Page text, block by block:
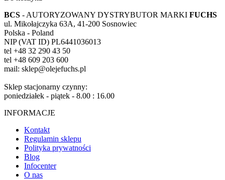
BCS - AUTORYZOWANY DYSTRYBUTOR MARKI FUCHS
ul. Mikołajczyka 63A, 41-200 Sosnowiec
Polska - Poland
NIP (VAT ID) PL6441036013
tel +48 32 290 43 50
tel +48 609 203 600
mail: sklep@olejefuchs.pl
Sklep stacjonarny czynny:
poniedziałek - piątek - 8.00 : 16.00
INFORMACJE
Kontakt
Regulamin sklepu
Polityka prywatności
Blog
Infocenter
O nas